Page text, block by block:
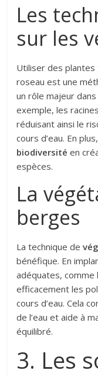
Les
sur les
Utiliser des plantes
roseau est une
un rôle majeur
exemple, les
réduisant ainsi le
cours d’eau. En
biodiversité en
espèces.
La
berges
La technique de
bénéfique. En
adéquates,
efficacement les
cours d’eau. Cela
de l’eau et aide à
équilibré.
3. Les